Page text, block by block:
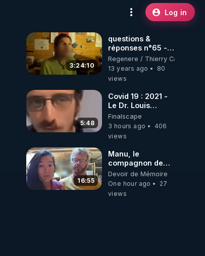
Log in
3:24:10
questions &
réponses n°65 -
www.regenere.org
Regenere / Thierry
13 years ago
80
views
5:48
Covid 19 : 2021 -
Le Dr. Louis
Fouché renverse
le plateau de
CNews !
Finalscape
3 hours ago
406
views
16:55
Manu, le
compagnon de
Kyria, raconte sa
garde à vue
musclée.
Devoir de Mémoire
One hour ago
27
views